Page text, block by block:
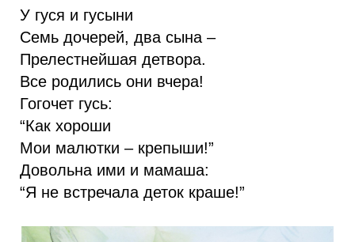
У гуся и гусыни
Семь дочерей, два сына –
Прелестнейшая детвора.
Все родились они вчера!
Гогочет гусь:
“Как хороши
Мои малютки – крепыши!”
Довольна ими и мамаша:
“Я не встречала деток краше!”